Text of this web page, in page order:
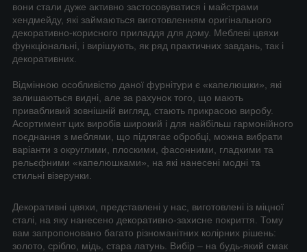
вони стали дуже активно застосовуватися і майстрами
хендмейду, які займаються виготовленням оригінального
декоративно-корисного приладдя для дому. Меблеві цвяхи
функціональні, і вирішують, як ряд практичних завдань, так і
декоративних.
Відмінною особливістю даної фурнітури є «капелюшки», які
залишаються видні, але за рахунок того, що мають
привабливий зовнішній вигляд, стають прикрасою виробу.
Асортимент цих виробів широкий і для найбільш гармонійного
поєднання з меблями, що підлягає обробці, можна вибрати
варіанти з округлими, плоскими, фасонними, гладкими та
рельєфними «капелюшками», на які нанесені модні та
стильні візерунки.
Декоративні цвяхи, представлені у нас, виготовлені із міцної
сталі, на яку нанесено декоративно-захисне покриття. Тому
вам запропоновано багато різноманітних колірних рішень:
золото, срібло, мідь, стара латунь. Вибір – на будь-який смак